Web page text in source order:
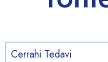
Cerrahi Tedavi